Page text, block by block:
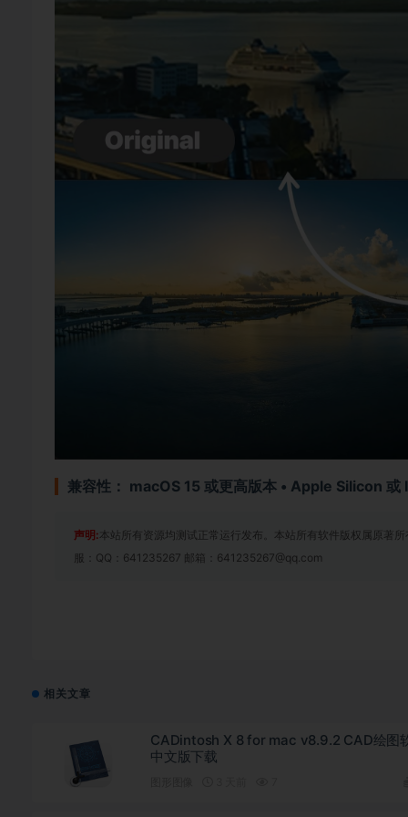
兼容性： macOS 15 或更高版本 • Apple Silicon
声明:本站所有资源均测试正常运行发布。本站所有软件版权属原著
服：QQ：641235267 邮箱：641235267@qq.com
相关文章
CADintosh X 8 for mac v8.9.2 CAD绘图
中文版下载